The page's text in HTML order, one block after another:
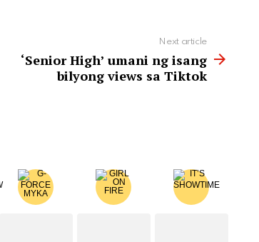
Next article
‘Senior High’ umani ng isang
bilyong views sa Tiktok